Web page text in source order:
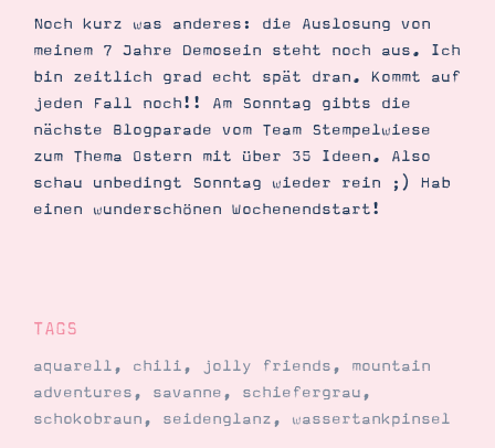
Noch kurz was anderes: die Auslosung von
meinem 7 Jahre Demosein steht noch aus. Ich
bin zeitlich grad echt spät dran. Kommt auf
jeden Fall noch!! Am Sonntag gibts die
nächste Blogparade vom Team Stempelwiese
zum Thema Ostern mit über 35 Ideen. Also
schau unbedingt Sonntag wieder rein ;) Hab
einen wunderschönen Wochenendstart!
TAGS
aquarell, chili, jolly friends, mountain
adventures, savanne, schiefergrau,
schokobraun, seidenglanz, wassertankpinsel